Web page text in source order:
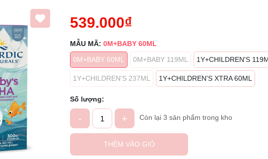
539.000₫
MẪU MÃ: 0M+BABY 60ML
0M+BABY 60ML
0M+BABY 119ML 1Y+CHILDREN'S
1Y+CHILDREN'S 237ML 1Y+CHILDREN'S XTRA 60ML
Số lượng:
- + Còn lại 3 sản phẩm trong kho
THÊM VÀO GIỎ
Mã giảm giá:
Ngày hết hạn: